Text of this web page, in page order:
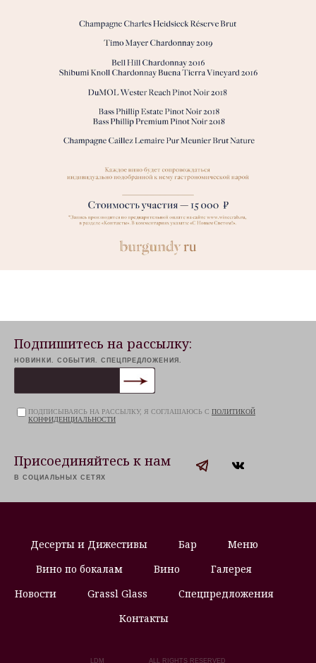
Подпишитесь на рассылку:
НОВИНКИ. СОБЫТИЯ. СПЕЦПРЕДЛОЖЕНИЯ.
ПОДПИСЫВАЯСЬ НА РАССЫЛКУ, Я СОГЛАШАЮСЬ С ПОЛИТИКОЙ
КОНФИДЕНЦИАЛЬНОСТИ
Присоединяйтесь к нам
В СОЦИАЛЬНЫХ СЕТЯХ
Десерты и Дижестивы Бар
Меню
Вино по бокалам
Вино
Галерея
Новости
Grassl Glass
Спецпредложения
Контакты
LDM ALL RIGHTS RESERVED